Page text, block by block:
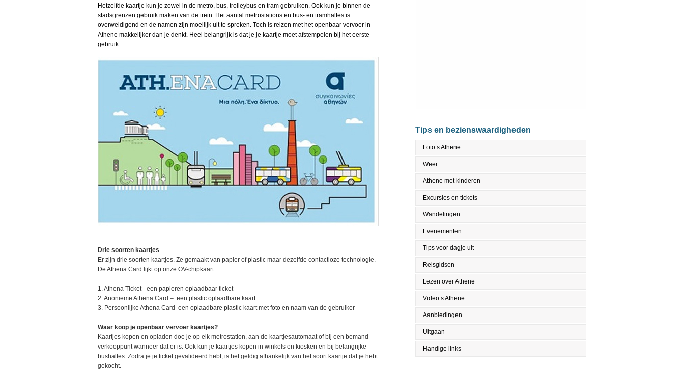
Hetzelfde kaartje kun je zowel in de metro, bus, trolleybus en tram gebruiken. Ook kun je binnen de
stadsgrenzen gebruik maken van de trein. Het aantal metrostations en bus- en tramhaltes is
overweldigend en de namen zijn moeilijk uit te spreken. Toch is reizen met het openbaar vervoer in
Athene makkelijker dan je denkt. Heel belangrijk is dat je je kaartje moet afstempelen bij het eerste
gebruik.
Drie soorten kaartjes
Er zijn drie soorten kaartjes. Ze gemaakt van papier of plastic maar dezelfde contactloze technologie.
De Athena Card lijkt op onze OV-chipkaart.
1. Athena Ticket - een papieren oplaadbaar ticket
2. Anonieme Athena Card – een plastic oplaadbare kaart
3. Persoonlijke Athena Card een oplaadbare plastic kaart met foto en naam van de gebruiker
Waar koop je openbaar vervoer kaartjes?
Kaartjes kopen en opladen doe je op elk metrostation, aan de kaartjesautomaat of bij een bemand
verkooppunt wanneer dat er is. Ook kun je kaartjes kopen in winkels en kiosken en bij belangrijke
bushaltes. Zodra je je ticket gevalideerd hebt, is het geldig afhankelijk van het soort kaartje dat je hebt
gekocht.
Tips en bezienswaardigheden
Foto’s Athene
Weer
Athene met kinderen
Excursies en tickets
Wandelingen
Evenementen
Tips voor dagje uit
Reisgidsen
Lezen over Athene
Video’s Athene
Aanbiedingen
Uitgaan
Handige links